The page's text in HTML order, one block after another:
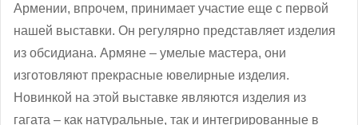
Армении, впрочем, принимает участие еще с первой
нашей выставки. Он регулярно представляет изделия
из обсидиана. Армяне – умелые мастера, они
изготовляют прекрасные ювелирные изделия.
Новинкой на этой выставке являются изделия из
гагата – как натуральные, так и интегрированные в